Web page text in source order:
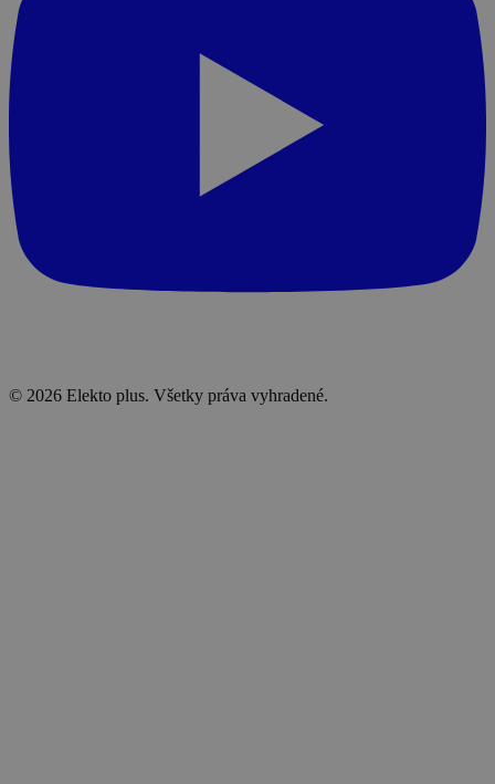
© 2026 Elekto plus. Všetky práva vyhradené.